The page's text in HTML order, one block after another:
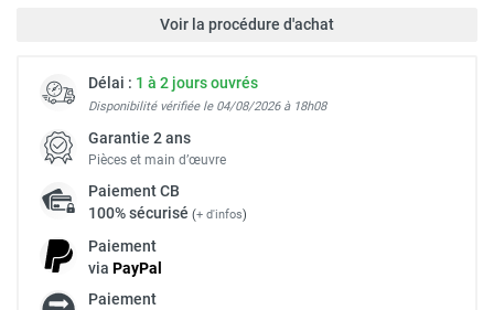
Voir la procédure d'achat
Délai : 1 à 2 jours ouvrés
Disponibilité vérifiée le 04/08/2026 à 18h08
Garantie 2 ans
Pièces et main d’œuvre
PaiementCB
100% sécurisé (+ d'infos)
Paiement
via PayPal
Paiement